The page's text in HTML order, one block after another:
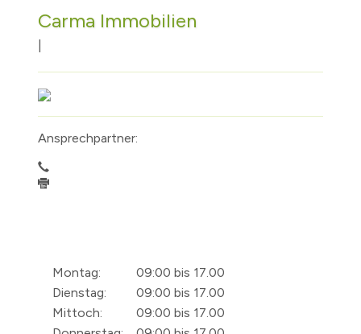
Carma Immobilien
Ansprechpartner:
Montag:
09:00 bis 17.00
Dienstag:
09:00 bis 17.00
Mittoch:
09:00 bis 17.00